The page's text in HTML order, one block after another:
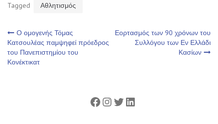
Tagged Αθλητισμός
Πλοήγηση
άρθρων
Ο ομογενής Τόμας
Κατσουλέας παμψηφεί πρόεδρος
του Πανεπιστημίου του
Κονέκτικατ
Εορτασμός των 90 χρόνων του
Συλλόγου των Εν Ελλάδι
Κασίων
Facebook
Instagram
Twitter
Linkedin